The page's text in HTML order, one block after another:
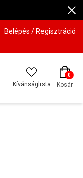
Belépés / Regisztráció
Kívánságlista
0
Kosár